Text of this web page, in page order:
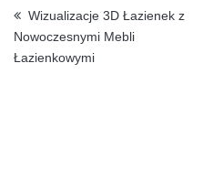
Wizualizacje 3D Łazienek z
Nowoczesnymi Mebli
Łazienkowymi